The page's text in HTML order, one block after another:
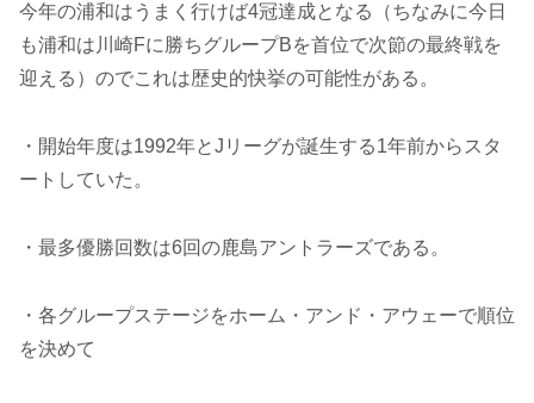
今年の浦和はうまく行けば4冠達成となる（ちなみに今日
も浦和は川崎Fに勝ちグループBを首位で次節の最終戦を
迎える）のでこれは歴史的快挙の可能性がある。
・開始年度は1992年とJリーグが誕生する1年前からスタ
ートしていた。
・最多優勝回数は6回の鹿島アントラーズである。
・各グループステージをホーム・アンド・アウェーで順位
を決めて